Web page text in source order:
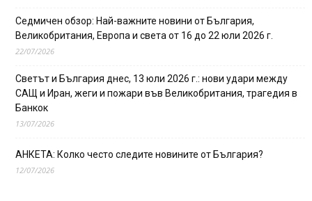
Седмичен обзор: Най-важните новини от България,
Великобритания, Европа и света от 16 до 22 юли 2026 г.
22/07/2026
Светът и България днес, 13 юли 2026 г.: нови удари между
САЩ и Иран, жеги и пожари във Великобритания, трагедия в
Банкок
13/07/2026
АНКЕТА: Колко често следите новините от България?
12/07/2026